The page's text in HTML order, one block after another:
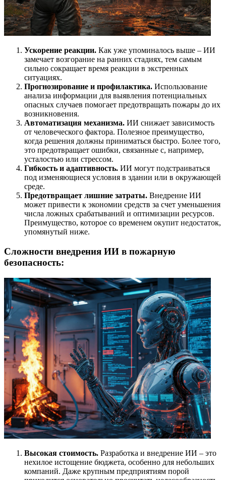
Ускорение реакции. Как уже упоминалось выше – ИИ
замечает возгорание на ранних стадиях, тем самым
сильно сокращает время реакции в экстренных
ситуациях.
Прогнозирование и профилактика. Использование
анализа информации для выявления потенциальных
опасных случаев помогает предотвращать пожары до их
возникновения.
Автоматизация механизма. ИИ снижает зависимость
от человеческого фактора. Полезное преимущество,
когда решения должны приниматься быстро. Более того,
это предотвращает ошибки, связанные с, например,
усталостью или стрессом.
Гибкость и адаптивность. ИИ могут подстраиваться
под изменяющиеся условия в здании или в окружающей
среде.
Предотвращает лишние затраты. Внедрение ИИ
может привести к экономии средств за счет уменьшения
числа ложных срабатываний и оптимизации ресурсов.
Преимущество, которое со временем окупит недостаток,
упомянутый ниже.
Сложности внедрения ИИ в пожарную
безопасность:
Высокая стоимость. Разработка и внедрение ИИ – это
нехилое истощение бюджета, особенно для небольших
компаний. Даже крупным предприятиям порой